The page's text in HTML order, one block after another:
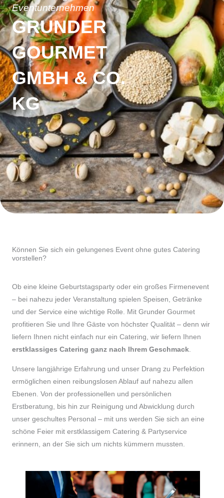
Eventunternehmen
GRUNDER
GOURMET
GMBH & CO.
KG
Können Sie sich ein gelungenes Event ohne gutes Catering
vorstellen?
Ob eine kleine Geburtstagsparty oder ein großes Firmenevent
– bei nahezu jeder Veranstaltung spielen Speisen, Getränke
und der Service eine wichtige Rolle. Mit Grunder Gourmet
profitieren Sie und Ihre Gäste von höchster Qualität – denn wir
liefern Ihnen nicht einfach nur ein Catering, wir liefern Ihnen
erstklassiges Catering ganz nach Ihrem Geschmack.
Unsere langjährige Erfahrung und unser Drang zu Perfektion
ermöglichen einen reibungslosen Ablauf auf nahezu allen
Ebenen. Von der professionellen und persönlichen
Erstberatung, bis hin zur Reinigung und Abwicklung durch
unser geschultes Personal – mit uns werden Sie sich an eine
schöne Feier mit erstklassigem Catering & Partyservice
erinnern, an der Sie sich um nichts kümmern mussten.